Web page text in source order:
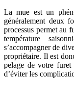
La mue est un
généralement deux
processus permet au
température
s’accompagner de
propriétaire. Il est
pelage de votre furet
d’éviter les